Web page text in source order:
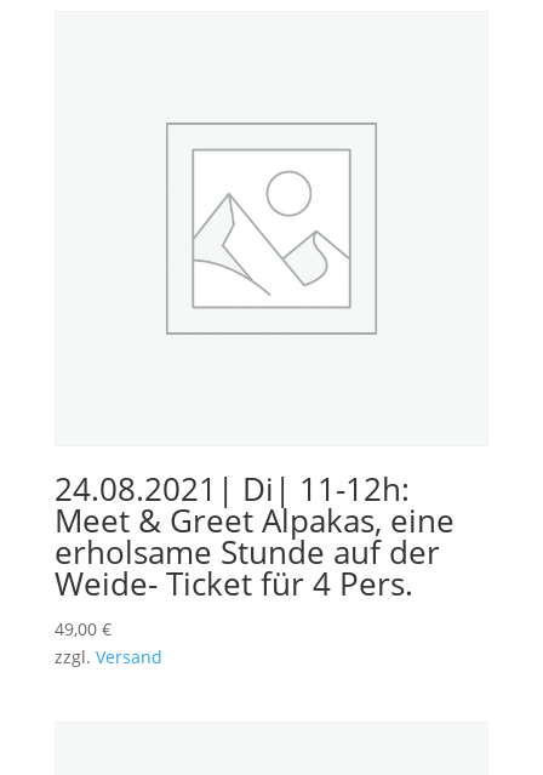
24.08.2021| Di| 11-12h:
Meet & Greet Alpakas, eine
erholsame Stunde auf der
Weide- Ticket für 4 Pers.
49,00 €
zzgl. Versand